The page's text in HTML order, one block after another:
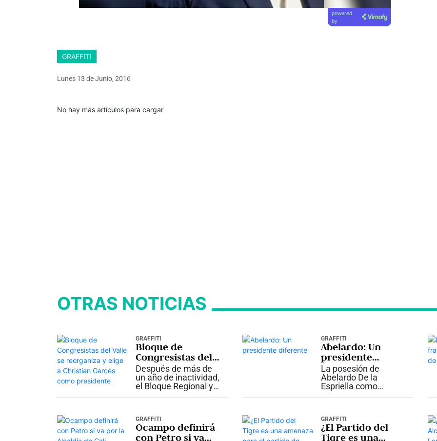
powered
by
GRAFFITI
Lunes 13 deJunio, 2016
No hay más artículos para cargar
OTRAS NOTICIAS
GRAFFITI
Bloque de
Congresistas del
Valle se
reorganiza y elige
a Christian
Garcés como
Después de más de
un año de inactividad,
el Bloque Regional y
bancada de
congresistas del
departamento acordó
GRAFFITI
Abelardo: Un
presidente
diferente
La posesión de
Abelardo De la
Espriella como
hecho histórico por
romper una tradición
de más de dos siglos
GRAFFITI
Ocampo definirá
con Petro si va
GRAFFITI
¿El Partido del
Tigre es una